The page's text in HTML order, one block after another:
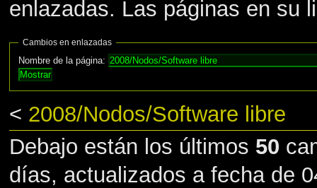
enlazadas. Las páginas en su
Cambios en enlazadas
Nombre de la página:
< 2008/Nodos/Software libre
Debajo están los últimos 50
días, actualizados a fecha de